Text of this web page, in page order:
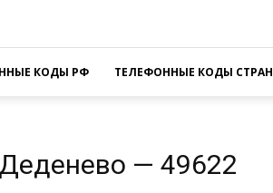
КОДЫ РФ
ТЕЛЕФОННЫЕ КОДЫ СТРАН
— 49622